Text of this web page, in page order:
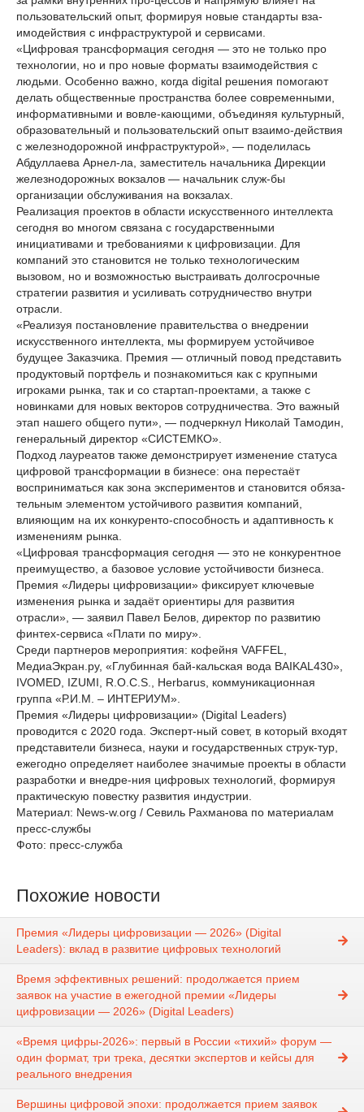
пользовательский опыт, формируя новые стандарты вза-
имодействия с инфраструктурой и сервисами.
«Цифровая трансформация сегодня — это не только про
технологии, но и про новые форматы взаимодействия с
людьми. Особенно важно, когда digital решения помогают
делать общественные пространства более современными,
информативными и вовле-кающими, объединяя культурный,
образовательный и пользовательский опыт взаимо-действия
с железнодорожной инфраструктурой», — поделилась
Абдуллаева Арнел-ла, заместитель начальника Дирекции
железнодорожных вокзалов — начальник служ-бы
организации обслуживания на вокзалах.
Реализация проектов в области искусственного интеллекта
сегодня во многом связана с государственными
инициативами и требованиями к цифровизации. Для
компаний это становится не только технологическим
вызовом, но и возможностью выстраивать долгосрочные
стратегии развития и усиливать сотрудничество внутри
отрасли.
«Реализуя постановление правительства о внедрении
искусственного интеллекта, мы формируем устойчивое
будущее Заказчика. Премия — отличный повод представить
продуктовый портфель и познакомиться как с крупными
игроками рынка, так и со стартап‑проектами, а также с
новинками для новых векторов сотрудничества. Это важный
этап нашего общего пути», — подчеркнул Николай Тамодин,
генеральный директор «СИСТЕМКО».
Подход лауреатов также демонстрирует изменение статуса
цифровой трансформации в бизнесе: она перестаёт
восприниматься как зона экспериментов и становится обяза-
тельным элементом устойчивого развития компаний,
влияющим на их конкуренто-способность и адаптивность к
изменениям рынка.
«Цифровая трансформация сегодня — это не конкурентное
преимущество, а базовое условие устойчивости бизнеса.
Премия «Лидеры цифровизации» фиксирует ключевые
изменения рынка и задаёт ориентиры для развития
отрасли», — заявил Павел Белов, директор по развитию
финтех‑сервиса «Плати по миру».
Среди партнеров мероприятия: кофейня VAFFEL,
МедиаЭкран.ру, «Глубинная бай-кальская вода BAIKAL430»,
IVOMED, IZUMI, R.O.C.S., Herbarus, коммуникационная
группа «Р.И.М. – ИНТЕРИУМ».
Премия «Лидеры цифровизации» (Digital Leaders)
проводится с 2020 года. Эксперт-ный совет, в который входят
представители бизнеса, науки и государственных струк-тур,
ежегодно определяет наиболее значимые проекты в области
разработки и внедре-ния цифровых технологий, формируя
практическую повестку развития индустрии.
Материал: News-w.org / Севиль Рахманова по материалам
пресс-службы
Фото: пресс-служба
Похожие новости
Премия «Лидеры цифровизации — 2026» (Digital
Leaders): вклад в развитие цифровых технологий
Время эффективных решений: продолжается прием
заявок на участие в ежегодной премии «Лидеры
цифровизации — 2026» (Digital Leaders)
«Время цифры-2026»: первый в России «тихий» форум —
один формат, три трека, десятки экспертов и кейсы для
реального внедрения
Вершины цифровой эпохи: продолжается прием заявок